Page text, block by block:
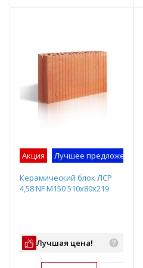
Акция Лучшее предложение
Керамический блок ЛСР
4,58 NF М150 510х80х219
Лучшая цена!